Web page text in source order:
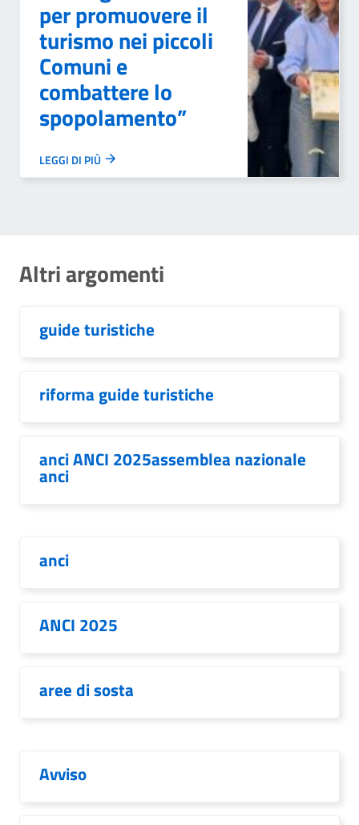
per promuovere il
turismo nei piccoli
Comuni e
combattere lo
spopolamento”
LEGGI DI PIÙ
Altri argomenti
guide turistiche
riforma guide turistiche
anci ANCI 2025assemblea nazionale
anci
anci
ANCI 2025
aree di sosta
Avviso